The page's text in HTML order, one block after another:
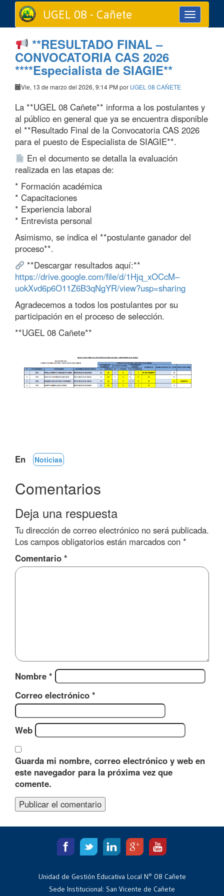
Toggle
navigation
UGEL 08 - Cañete
**RESULTADO FINAL –
CONVOCATORIA CAS 2026
****Especialista de SIAGIE**
Vie, 13 de marzo del 2026, 9:14 PM por UGEL 08 CAÑETE
La **UGEL 08 Cañete** informa a los postulantes y
al público en general que ya se encuentra disponible
el **Resultado Final de la Convocatoria CAS 2026
para el puesto de Especialista de SIAGIE**.
En el documento se detalla la evaluación
realizada en las etapas de:
* Formación académica
* Capacitaciones
* Experiencia laboral
* Entrevista personal
Asimismo, se indica el **postulante ganador del
proceso**.
**Descargar resultados aquí:**
https://drive.google.com/file/d/1Hjq_xOCcM–
uokXvd6p6O11Z6B3qNgYR/view?usp=sharing
Agradecemos a todos los postulantes por su
participación en el proceso de selección.
**UGEL 08 Cañete**
En Noticias
Comentarios
Deja una respuesta
Tu dirección de correo electrónico no será publicada.
Los campos obligatorios están marcados con *
Comentario *
Nombre *
Correo electrónico *
Web
Guarda mi nombre, correo electrónico y web en
este navegador para la próxima vez que
comente.
Unidad de Gestión Educativa Local N° 08 Cañete
Sede Institucional: San Vicente de Cañete